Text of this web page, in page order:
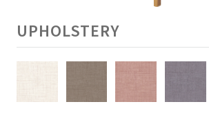
UPHOLSTERY